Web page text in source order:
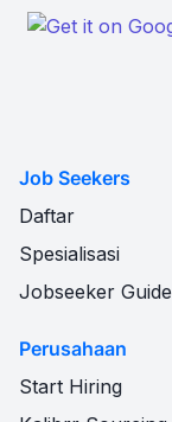
Job Seekers
Daftar
Spesialisasi
Jobseeker Guide
Perusahaan
Start Hiring